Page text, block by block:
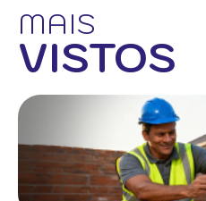
MAIS
VISTOS